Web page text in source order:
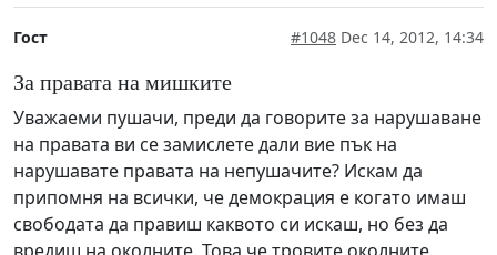
Гост #1048 Dec 14, 2012, 14:34
За правата на мишките
Уважаеми пушачи, преди да говорите за нарушаване
на правата ви се замислете дали вие пък на
нарушавате правата на непушачите? Искам да
припомня на всички, че демокрация е когато имаш
свободата да правиш каквото си искаш, но без да